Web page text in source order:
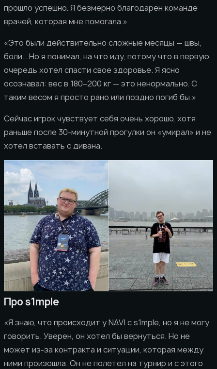
прошло успешно. Я безмерно благодарен команде
врачей, которая мне помогала.»
«Это были действительно сложные месяцы — швы,
боли… Но я понимал, на что иду, потому что в первую
очередь хотел спасти свое здоровье. Я ясно
осознавал: вес в 180–200 кг — это ненормально. С
таким весом я просто рано или поздно погиб бы.»
Сейчас игрок чувствует себя очень хорошо, хотя
раньше после 30-минутной прогулки он «умирал» и не
хотел вставать с дивана.
Про s1mple
«Я знаю, что происходит у NAVI с s1mple, но я не могу
говорить. Уверен, он хотел бы вернуться. Но не
может из-за контракта и ситуации, которая между
ними произошла. Он не полетел на турнир и с этого